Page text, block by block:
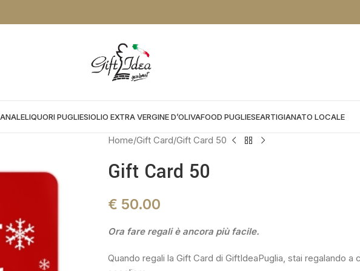
LIQUORI PUGLIESIOLIO EXTRA VERGINE D’OLIVAFOOD PUGLIESEARTIGIANATO LOCALE
Home Gift Card Gift Card 50
Gift Card 50
€ 50.00
Ora fare regali è ancora più facile.
Quando regali la Gift Card di GiftIdeaPuglia, stai regalando a